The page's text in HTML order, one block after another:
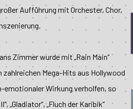
Aufführung mit Orchester, Chor,
Zimmer wurde mit „Rain Main“
Mega-Hits aus Hollywood
emotionaler Wirkung verholfen, so
„Gladiator“, „Fluch der Karibik“